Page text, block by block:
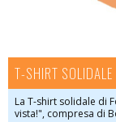
T-SHIRT SOLIDALE
La T-shirt solidale di
vista!", compresa di